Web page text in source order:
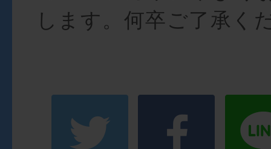
します。何卒ご了承く